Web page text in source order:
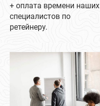
+ оплата времени наших
специалистов по
ретейнеру.